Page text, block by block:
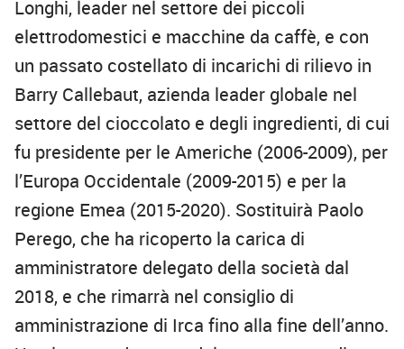
Longhi, leader nel settore dei piccoli
elettrodomestici e macchine da caffè, e con
un passato costellato di incarichi di rilievo in
Barry Callebaut, azienda leader globale nel
settore del cioccolato e degli ingredienti, di cui
fu presidente per le Americhe (2006-2009), per
l’Europa Occidentale (2009-2015) e per la
regione Emea (2015-2020). Sostituirà Paolo
Perego, che ha ricoperto la carica di
amministratore delegato della società dal
2018, e che rimarrà nel consiglio di
amministrazione di Irca fino alla fine dell’anno.